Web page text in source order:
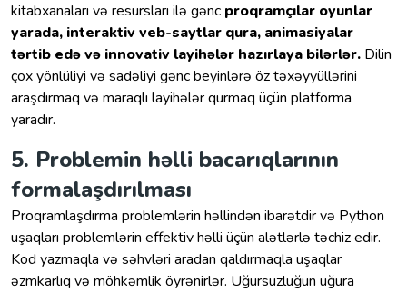
kitabxanaları və resursları ilə gənc proqramçılar oyunlar
yarada, interaktiv veb-saytlar qura, animasiyalar
tərtib edə və innovativ layihələr hazırlaya bilərlər. Dilin
çox yönlüliyi və sadəliyi gənc beyinlərə öz təxəyyüllərini
araşdırmaq və maraqlı layihələr qurmaq üçün platforma
yaradır.
5. Problemin həlli bacarıqlarının
formalaşdırılması
Proqramlaşdırma problemlərin həllindən ibarətdir və Python
uşaqları problemlərin effektiv həlli üçün alətlərlə təchiz edir.
Kod yazmaqla və səhvləri aradan qaldırmaqla uşaqlar
əzmkarlıq və möhkəmlik öyrənirlər. Uğursuzluğun uğura